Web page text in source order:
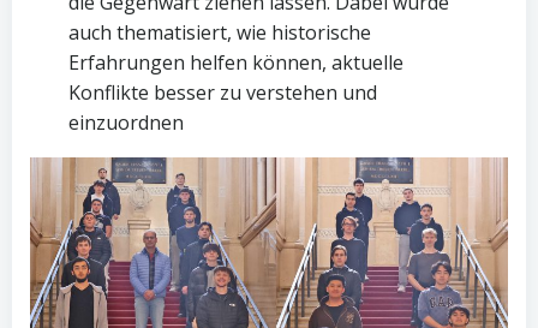
auch thematisiert, wie historische
Erfahrungen helfen können, aktuelle
Konflikte besser zu verstehen und
einzuordnen